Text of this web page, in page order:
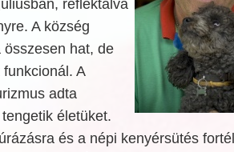
reflektálva
A község
összesen hat, de
A
adta
életüket.
és a népi kenyérsütés